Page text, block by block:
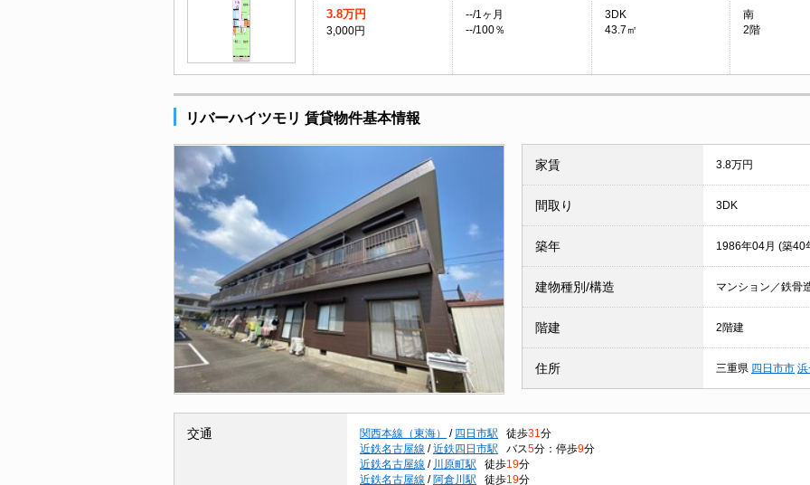
3.8万円
3,000円
--/1ヶ月
--/100％
3DK
43.7㎡
南
2階
リバーハイツモリ 賃貸物件基本情報
家賃 3.8万円
間取り 3DK
築年 1986年04月 (築40
建物種別/構造 マンション／鉄骨
階建 2階建
住所 三重県 四日市市 浜
交通 関西本線（東海） / 四日市駅 徒歩31 分
近鉄名古屋線 / 近鉄四日市駅 バス5分：停歩9分
近鉄名古屋線 / 川原町駅 徒歩19分
近鉄名古屋線 / 阿倉川駅 徒歩19分